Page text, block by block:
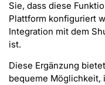
Sie, dass diese
Plattform konfiguriert
Integration mit dem
ist.
Diese Ergänzung
bequeme Möglichkeit,